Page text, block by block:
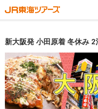
新大阪発 小田原着 冬休み